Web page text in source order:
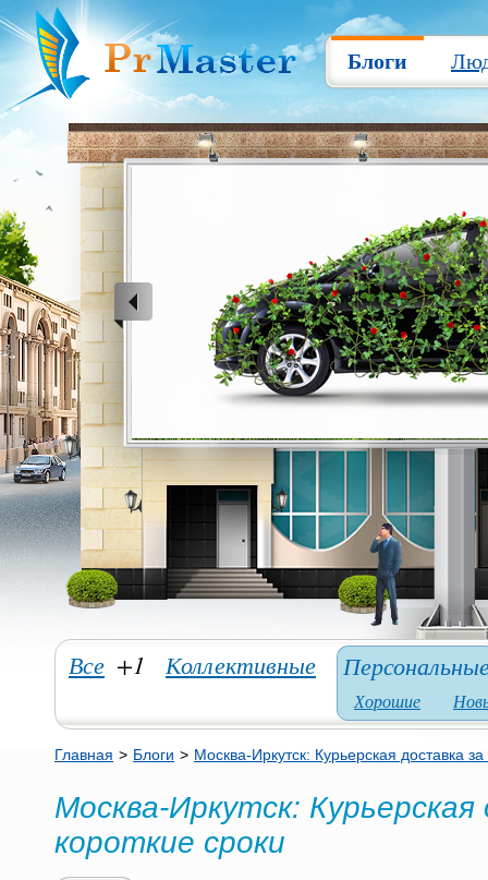
Блоги
Все +1 Коллективные
Хорошие
Главная > Блоги > Москва-Иркутск: Курьерская доставка за
Москва-Иркутск: Курьерская
короткие сроки